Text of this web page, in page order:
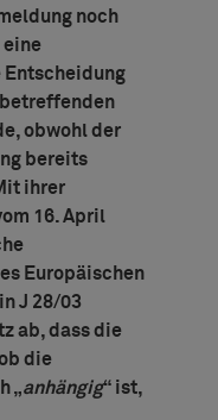
noch
eine
Entscheidung
obwohl der
bereits
ihrer
16. April
Europäischen
J 28/03
ab, dass die
die
„anhängig“ ist,